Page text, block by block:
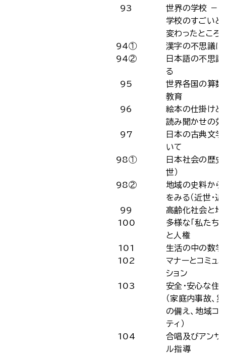
93
世界の学校 －
学校のすごいと
変わったところ
94①
漢字の不思議に
94②
日本語の不思議
る
95
世界各国の算数
教育
96
絵本の仕掛けと
読み聞かせの効
97
日本の古典文学
いて
98①
日本社会の歴史
世）
98②
地域の史料から
をみる（近世・近
99
高齢化社会と地
100
多様な「私たち
と人権
101
生活の中の数学
102
マナーとコミュ
ション
103
安全・安心な住
（家庭内事故、
の備え、地域コ
ティ）
104
合唱及びアンサ
ル指導